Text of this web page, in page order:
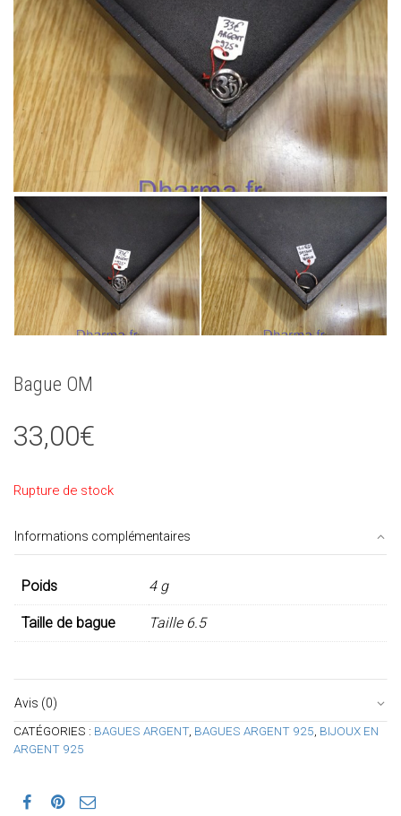
Bague OM
33,00€
Rupture de stock
Informations complémentaires
Poids 4 g
Taille de bague Taille 6.5
Avis (0)
CATÉGORIES : BAGUES ARGENT, BAGUES ARGENT 925 BIJOUX EN
ARGENT 925